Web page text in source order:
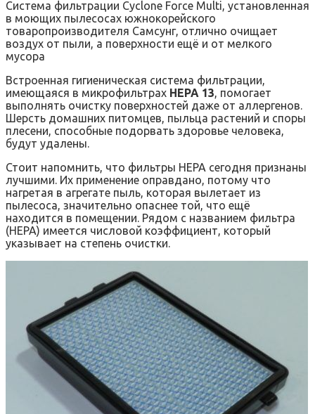
Система фильтрации Cyclone Force Multi, установленная
в моющих пылесосах южнокорейского
товаропроизводителя Самсунг, отлично очищает
воздух от пыли, а поверхности ещё и от мелкого
мусора
Встроенная гигиеническая система фильтрации,
имеющаяся в микрофильтрах НЕРА 13, помогает
выполнять очистку поверхностей даже от аллергенов.
Шерсть домашних питомцев, пыльца растений и споры
плесени, способные подорвать здоровье человека,
будут удалены.
Стоит напомнить, что фильтры НЕРА сегодня признаны
лучшими. Их применение оправдано, потому что
нагретая в агрегате пыль, которая вылетает из
пылесоса, значительно опаснее той, что ещё
находится в помещении. Рядом с названием фильтра
(НЕРА) имеется числовой коэффициент, который
указывает на степень очистки.